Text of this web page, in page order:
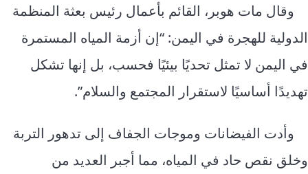
وقال مات هوبر، القائم بأعمال رئيس بعثة المنظمة
الدولية للهجرة في اليمن: “إن أزمة المياه المستمرة
في اليمن لا تمثل تحديًا بيئيًا فحسب، بل إنها تشكل
تهديدًا أساسيًا لاستقرار المجتمع والسلام”.
وأدت الفيضانات وموجات الجفاف إلى تدهور التربة
وخلق نقص حاد في المياه، مما أجبر العديد من